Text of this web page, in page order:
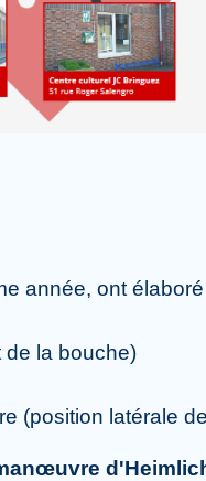
année, ont
de la bouche)
(position latérale